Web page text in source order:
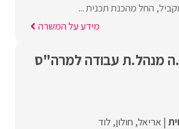
החל מהכנת תכנית ...
מידע על המשרה
מנהל.ת עבודה למרה"ס
אריאל חולון לוד